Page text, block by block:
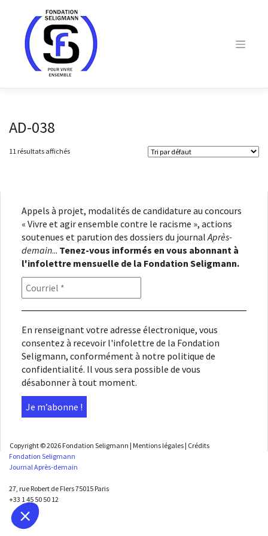
AD-038
11 résultats affichés
Appels à projet, modalités de candidature au concours
« Vivre et agir ensemble contre le racisme », actions
soutenues et parution des dossiers du journalAprès-
demain... Tenez-vous informés en vous abonnant à
l'infolettre mensuelle de la Fondation Seligmann.
En renseignant votre adresse électronique, vous
consentez à recevoir l'infolettre de la Fondation
Seligmann, conformément à notre politique de
confidentialité. Il vous sera possible de vous
désabonner à tout moment.
Copyright © 2026 Fondation Seligmann | Mentions légales | Crédits
Fondation Seligmann
Journal Après-demain
27, rue Robert de Flers 75015 Paris
+33 1 45 50 50 12